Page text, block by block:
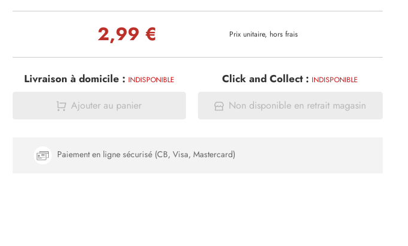
2,99 € Prix unitaire, hors frais
Livraison à domicile : INDISPONIBLE
Ajouter au panier
Click and Collect : INDISPONIBLE
Non disponible en retrait magasin
Paiement en ligne sécurisé (CB, Visa, Mastercard)